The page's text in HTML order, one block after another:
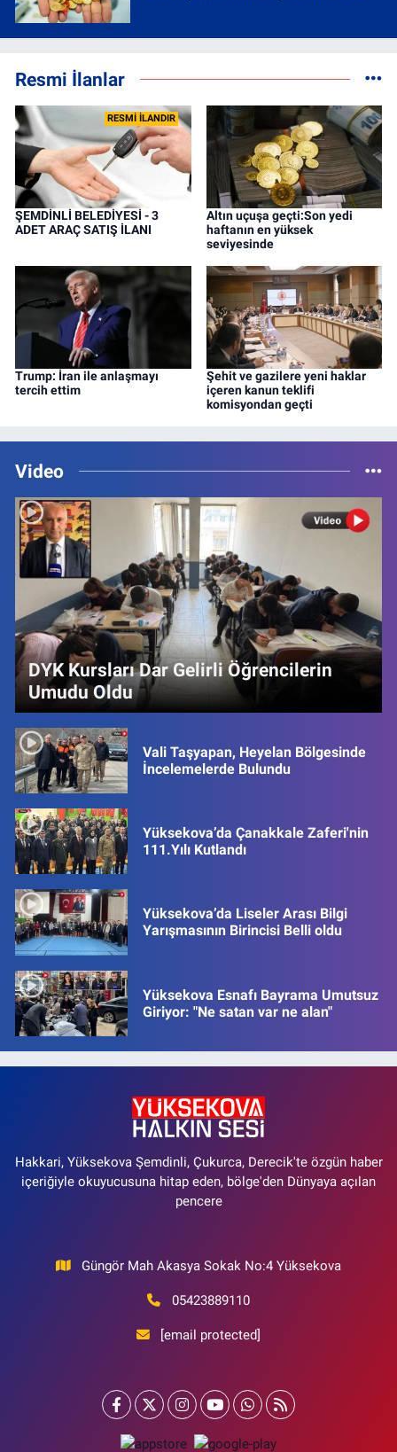
Resmi İlanlar
RESMİ İLANDIR
ŞEMDİNLİ BELEDİYESİ - 3
ADET ARAÇ SATIŞ İLANI
Altın uçuşa geçti:Son yedi
haftanın en yüksek
seviyesinde
Trump: İran ile anlaşmayı
tercih ettim
Şehit ve gazilere yeni haklar
içeren kanun teklifi
komisyondan geçti
Video
DYK Kursları Dar Gelirli Öğrencilerin
Umudu Oldu
Vali Taşyapan, Heyelan Bölgesinde
İncelemelerde Bulundu
Yüksekova’da Çanakkale Zaferi'nin
111.Yılı Kutlandı
Yüksekova’da Liseler Arası Bilgi
Yarışmasının Birincisi Belli oldu
Yüksekova Esnafı Bayrama Umutsuz
Giriyor: "Ne satan var ne alan"
Hakkari, Yüksekova Şemdinli, Çukurca, Derecik'te özgün haber
içeriğiyle okuyucusuna hitap eden, bölge'den Dünyaya açılan
pencere
Güngör Mah Akasya Sokak No:4 Yüksekova
05423889110
[email protected]